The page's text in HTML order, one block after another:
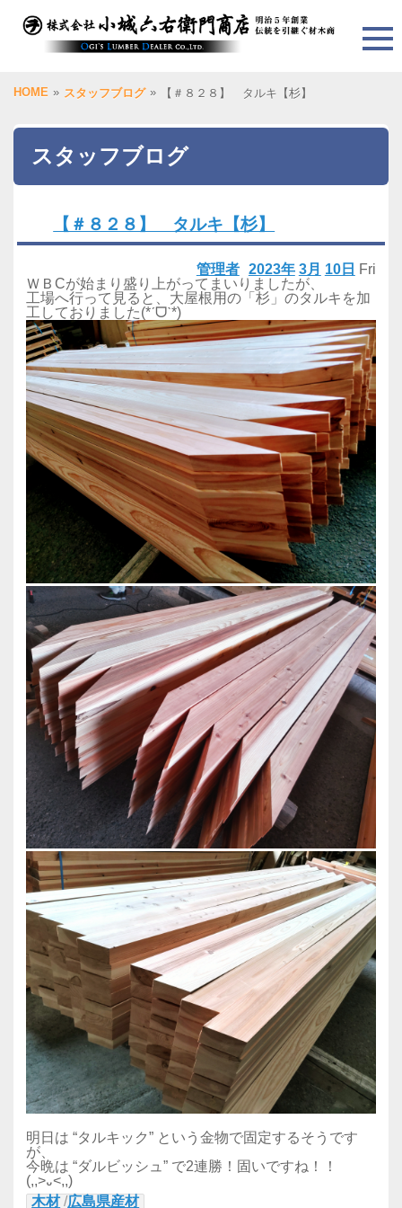
HOME » スタッフブログ » 【＃８２８】 タルキ【杉】
スタッフブログ
【＃８２８】 タルキ【杉】
2023年 3月 10日 Fri
管理者
ＷＢCが始まり盛り上がってまいりましたが、
工場へ行って見ると、大屋根用の「杉」のタルキを加
工しておりました(*ˊᗜˋ*)
明日は “タルキック” という金物で固定するそうです
が、
今晩は “ダルビッシュ” で2連勝！固いですね！！
(,,>᎑<,,)
木材/広島県産材